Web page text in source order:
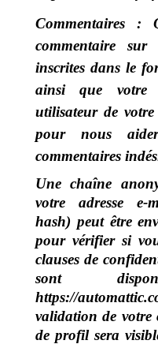
Commentaires :
commentaire
inscrites dans le
ainsi que votre
utilisateur de
pour nous
commentaires
Une chaîne
votre adresse e-
hash) peut être
pour vérifier si
clauses de
sont
https://
validation de votre
de profil sera